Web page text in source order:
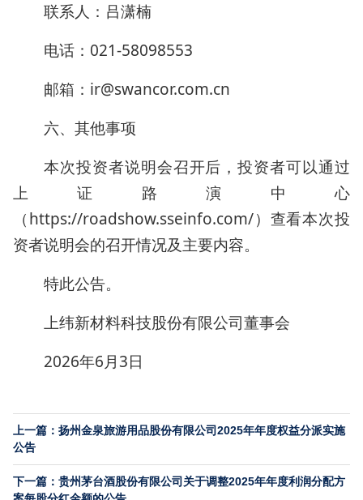
联系人：吕潇楠
电话：021-58098553
邮箱：ir@swancor.com.cn
六、其他事项
本次投资者说明会召开后，投资者可以通过
上证路演中心
（https://roadshow.sseinfo.com/）查看本次投
资者说明会的召开情况及主要内容。
特此公告。
上纬新材料科技股份有限公司董事会
2026年6月3日
上一篇：扬州金泉旅游用品股份有限公司2025年年度权益分派实施
公告
下一篇：贵州茅台酒股份有限公司关于调整2025年年度利润分配方